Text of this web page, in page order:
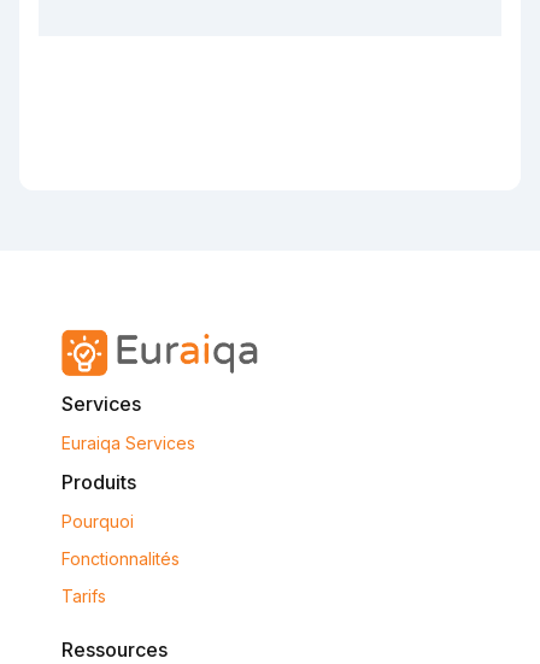
Services
Euraiqa Services
Produits
Pourquoi
Fonctionnalités
Tarifs
Ressources